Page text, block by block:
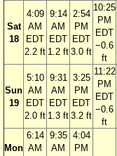
Sat
18
4:09
AM
EDT
2.2 ft
9:14
AM
EDT
1.2 ft
2:54
PM
EDT
3.0 ft
10:25
PM
EDT
−0.6
ft
Sun
19
5:10
AM
EDT
2.0 ft
9:31
AM
EDT
1.3 ft
3:25
PM
EDT
3.2 ft
11:22
PM
EDT
−0.6
ft
Mon
6:14
AM
9:35
AM
4:04
PM